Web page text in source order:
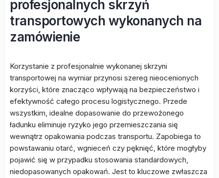
profesjonalnych skrzyń
transportowych wykonanych na
zamówienie
Korzystanie z profesjonalnie wykonanej skrzyni
transportowej na wymiar przynosi szereg nieocenionych
korzyści, które znacząco wpływają na bezpieczeństwo i
efektywność całego procesu logistycznego. Przede
wszystkim, idealne dopasowanie do przewożonego
ładunku eliminuje ryzyko jego przemieszczania się
wewnątrz opakowania podczas transportu. Zapobiega to
powstawaniu otarć, wgnieceń czy pęknięć, które mogłyby
pojawić się w przypadku stosowania standardowych,
niedopasowanych opakowań. Jest to kluczowe zwłaszcza